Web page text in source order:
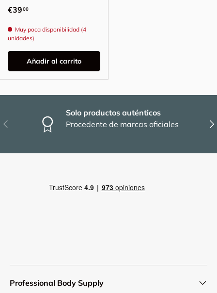
Precio normal
€3900
Muy poca disponibilidad (4
unidades)
Añadir al carrito
Anterior
Solo productos auténticos
Procedente de marcas oficiales
Professional Body Supply